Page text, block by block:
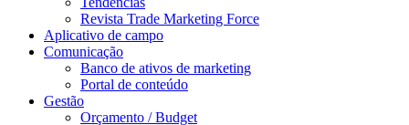
Revista Trade Marketing Force
Aplicativo de campo
Comunicação
Banco de ativos de marketing
Portal de conteúdo
Gestão
Orçamento / Budget